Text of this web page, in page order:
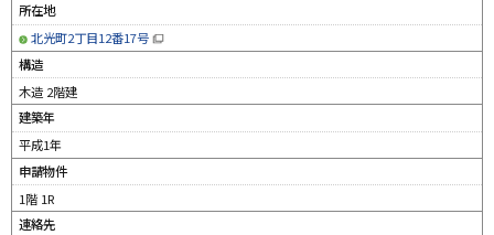
所在地
北光町2丁目12番17号
（
規
ン
ウ
開
ま
）
構造
木造 2階建
建築年
平成1年
申請物件
1階 1R
連絡先